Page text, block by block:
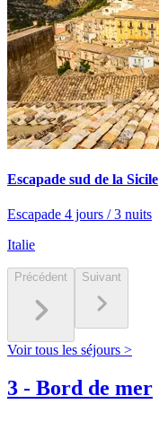
Escapade sud de la Sicile
Escapade 4 jours / 3 nuits
Italie
Précédent Suivant
Voir tous les séjours >
3 - Bord de mer